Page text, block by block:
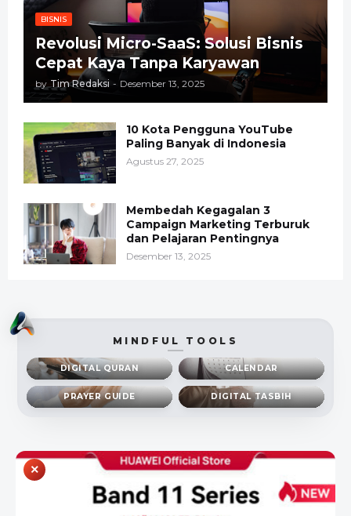
BISNIS
Revolusi Micro-SaaS: Solusi Bisnis
Cepat Kaya Tanpa Karyawan
by Tim Redaksi - Desember 13, 2025
10 Kota Pengguna YouTube
Paling Banyak di Indonesia
Agustus 27, 2025
Membedah Kegagalan 3
Campaign Marketing Terburuk
dan Pelajaran Pentingnya
Desember 13, 2025
MINDFUL TOOLS
DIGITAL QURAN CALENDAR
PRAYER GUIDE DIGITAL TASBIH
×